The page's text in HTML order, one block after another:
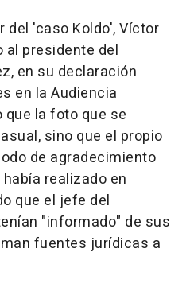
del 'caso Koldo', Víctor
al presidente del
en su declaración
en la Audiencia
que la foto que se
sino que el propio
de agradecimiento
realizado en
que el jefe del
"informado" de sus
fuentes jurídicas a